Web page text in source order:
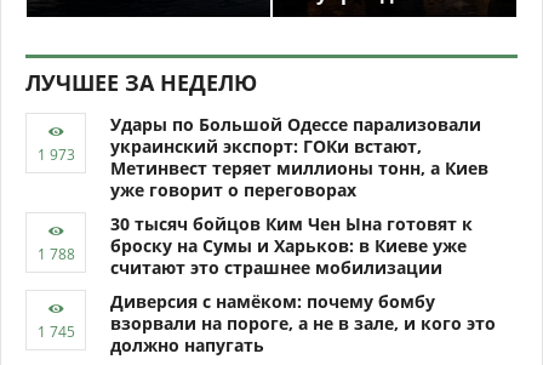
ЛУЧШЕЕ ЗА НЕДЕЛЮ
Удары по Большой Одессе парализовали
украинский экспорт: ГОКи встают,
Метинвест теряет миллионы тонн, а Киев
уже говорит о переговорах
30 тысяч бойцов Ким Чен Ына готовят к
броску на Сумы и Харьков: в Киеве уже
считают это страшнее мобилизации
Диверсия с намёком: почему бомбу
взорвали на пороге, а не в зале, и кого это
должно напугать